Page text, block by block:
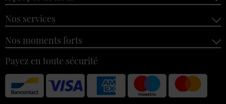
Nos services
Nos moments forts
Payez en toute sécurité